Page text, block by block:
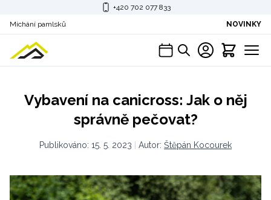
+420 702 077 833
Míchání pamlsků
NOVINKY
Vybavení na canicross: Jak o něj
správně pečovat?
Publikováno: 15. 5. 2023 Autor: Štěpán Kocourek